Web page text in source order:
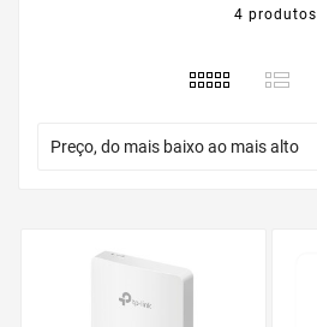
4 produtos
Preço, do mais baixo ao mais alto